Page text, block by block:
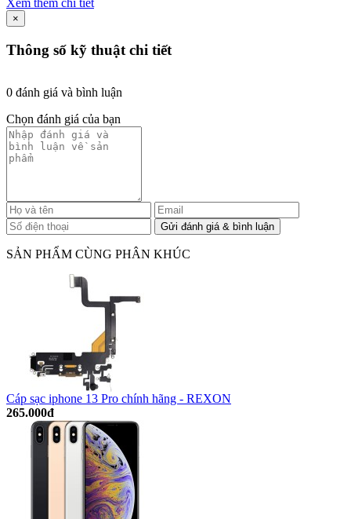
Xem thêm chi tiết
×
Thông số kỹ thuật chi tiết
0 đánh giá và bình luận
Chọn đánh giá của bạn
SẢN PHẨM CÙNG PHÂN KHÚC
Cáp sạc iphone 13 Pro chính hãng - REXON
265.000đ